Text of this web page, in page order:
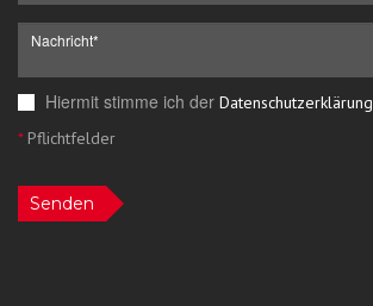
Hiermit stimme ich der Datenschutzerklärung
*Pflichtfelder
Senden